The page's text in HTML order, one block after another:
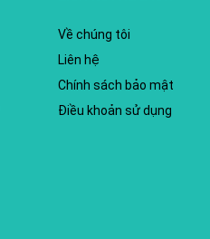
Về chúng tôi
Liên hệ
Chính sách bảo mật
Điều khoản sử dụng